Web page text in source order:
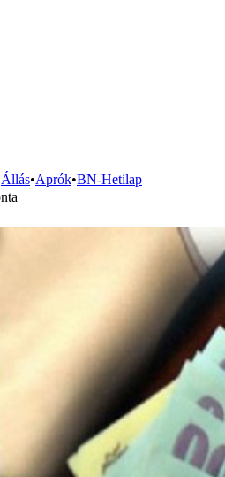
Állás•Aprók•BN-Hetilap